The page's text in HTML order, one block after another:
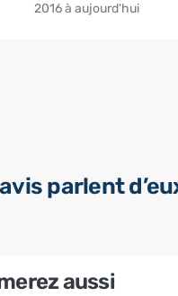
2016 à aujourd'hui
parlent
aussi